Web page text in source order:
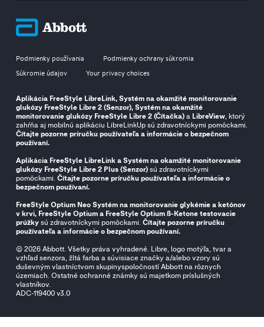
Podmienky používania Podmienky ochrany súkromia
Súkromie údajov Your privacy choices
Aplikácia FreeStyle LibreLink, Systém na okamžité monitorovanie
glukózy FreeStyle Libre 2 (Senzor), Systém na okamžité
monitorovanie glukózy FreeStyle Libre 2 (Čítačka) a LibreView , ktorý
zahŕňa aj mobilnú aplikáciu LibreLinkUp sú zdravotníckymi pomôckami.
Čítajte pozorne príručku používateľa a informácie o bezpečnom
používaní.
Aplikácia FreeStyle LibreLink a Systém na okamžité monitorovanie
glukózy FreeStyle Libre 2 Plus (Senzor) sú zdravotníckymi
pomôckami. Čítajte pozorne príručku používateľa a informácie o
bezpečnom používaní.
FreeStyle Optium Neo Systém na monitorovanie glykémie a ketónov
v krvi, FreeStyle Optium a FreeStyle Optium ß-Ketone testovacie
prúžky sú zdravotníckymi pomôckami. Čítajte pozorne príručku
používateľa a informácie o bezpečnom používaní.
© 2026 Abbott. Všetky práva vyhradené. Libre, logo motýľa, tvar a
vzhľad senzora, žltá farba a súvisiace značky a/alebo vzory sú
duševným vlastníctvom skupinyspoločností Abbott na rôznych
územiach. Ostatné ochranné známky sú majetkom príslušných
vlastníkov.
ADC-119400 v3.0